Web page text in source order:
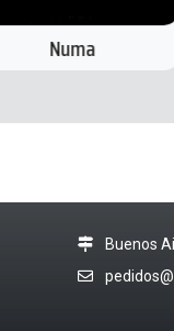
Numa
Buenos